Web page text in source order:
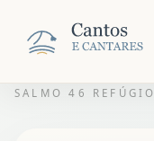
SALMO 46 REFÚGIO